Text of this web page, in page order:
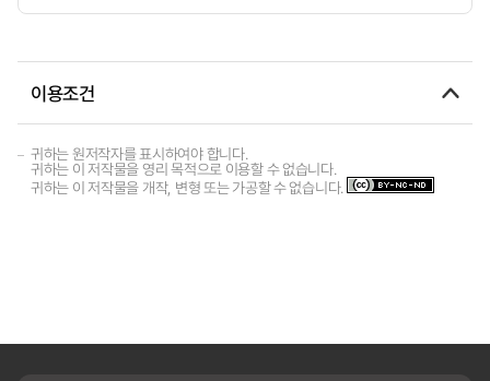
이용조건
귀하는 원저작자를 표시하여야 합니다.
귀하는 이 저작물을 영리 목적으로 이용할 수 없습니다.
귀하는 이 저작물을 개작, 변형 또는 가공할 수 없습니다.